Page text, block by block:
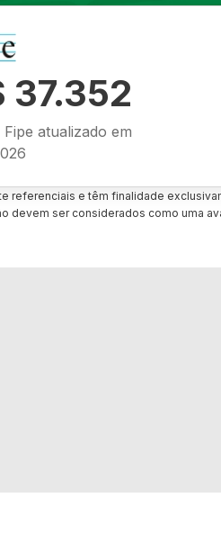
37.352
atualizado em
referenciais e têm finalidade
devem ser considerados como uma